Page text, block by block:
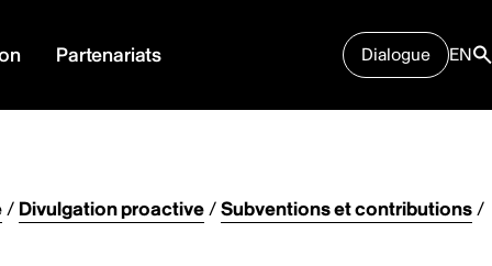
Partenariats Dialogue EN
/ Divulgation proactive/Subventions et contributions/